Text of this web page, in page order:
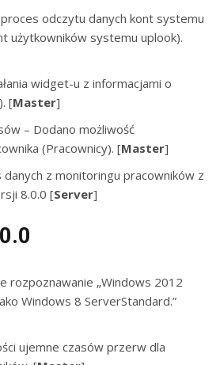
odczytu danych kont systemu
użytkowników systemu uplook).
widget-u z informacjami o
[Master]
– Dodano możliwość
(Pracownicy). [Master]
danych z monitoringu pracowników z
8.0.0 [Server]
rozpoznawanie „Windows 2012
Windows 8 ServerStandard.”
ujemne czasów przerw dla